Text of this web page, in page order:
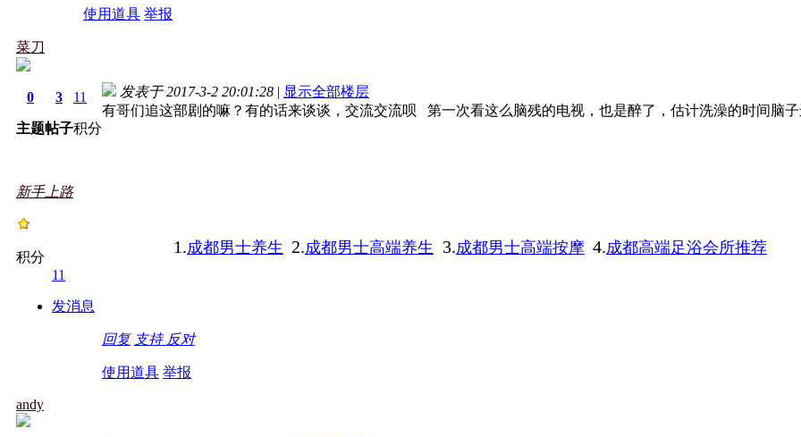
使用道具 举报
菜刀
0
主题
3
帖子
11
积分
新手上路
积分
11
发消息
发表于 2017-3-2 20:01:28 | 显示全部楼层
有哥们追这部剧的嘛？有的话来谈谈，交流交流呗
第一次看这么脑残的电视，也是醉了，估计洗澡的时间脑
1.成都男士养生 2.成都男士高端养生 3.成都男士高端按摩 4.成都高端足浴会所推荐
回复 支持 反对
使用道具 举报
andy